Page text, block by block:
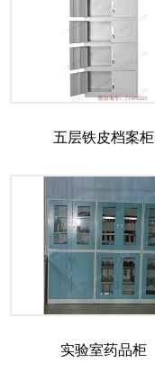
五层铁皮档案柜
实验室药品柜